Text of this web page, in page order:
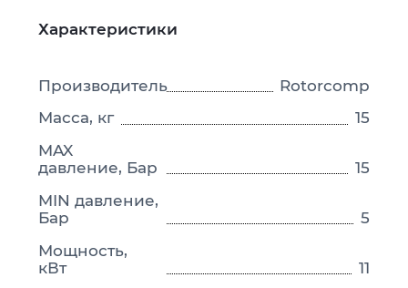
Характеристики
Производитель
Rotorcomp
Масса, кг
15
MAX
давление, Бар
15
MIN давление,
Бар
5
Мощность,
кВт
11